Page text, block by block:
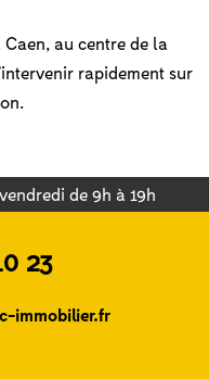
Caen, au centre de la
rapidement sur
de 9h à 19h
23
immobilier.fr